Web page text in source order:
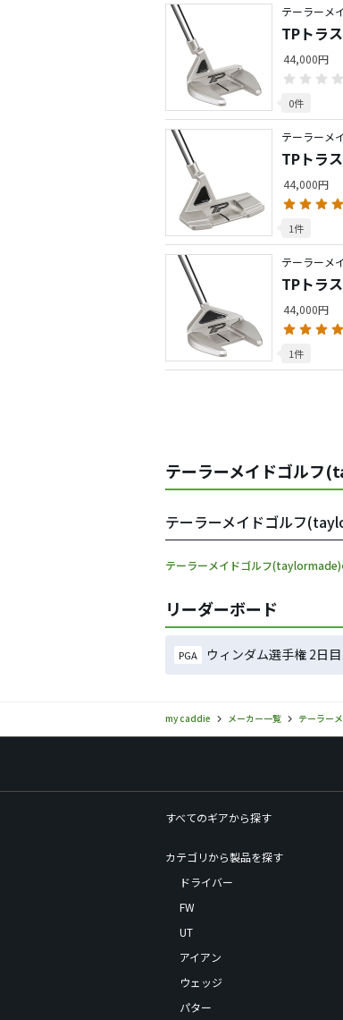
テーラーメ
TPトラ
44,000円
0件
テーラーメ
TPトラ
44,000円
1件
テーラーメ
TPトラ
44,000円
1件
テーラーメイドゴルフ
テーラーメイドゴルフ
テーラーメイドゴルフ
リーダーボード
PGA ウィンダム選手権 2日目
my caddie メーカー一覧 テーラー
すべてのギアから探す
カテゴリから製品を探す
ドライバー
FW
UT
アイアン
ウェッジ
パター